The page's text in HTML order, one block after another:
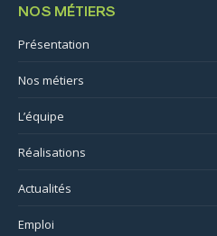
NOS MÉTIERS
Présentation
Nos métiers
L’équipe
Réalisations
Actualités
Emploi